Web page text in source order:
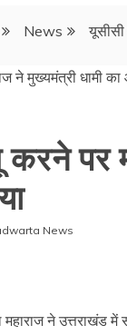
News
पर
News
ने उत्तराखंड में